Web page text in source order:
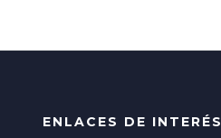
ENLACES DE INTERÉS